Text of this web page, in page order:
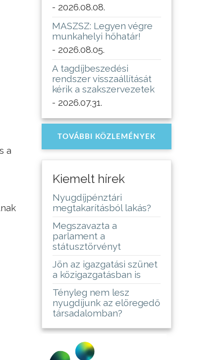
a
- 2026.08.08.
MASZSZ: Legyen végre
munkahelyi hőhatár!
- 2026.08.05.
A tagdíjbeszedési
rendszer visszaállítását
kérik a szakszervezetek
- 2026.07.31.
TOVÁBBI KÖZLEMÉNYEK
Kiemelt hírek
Nyugdíjpénztári
megtakarításból lakás?
Megszavazta a
parlament a
státusztörvényt
Jön az igazgatási szünet
a közigazgatásban is
Tényleg nem lesz
nyugdíjunk az elöregedő
társadalomban?